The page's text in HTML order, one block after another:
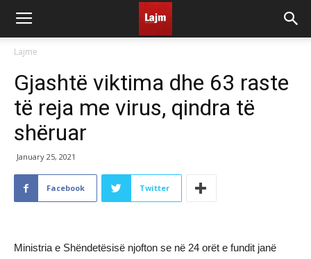
Lajme
Gjashtë viktima dhe 63 raste
të reja me virus, qindra të
shëruar
January 25, 2021
Facebook Twitter
Ministria e Shëndetësisë njofton se në 24 orët e fundit janë